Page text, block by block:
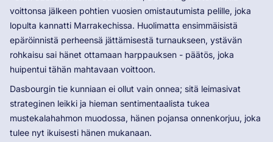
voittonsa jälkeen pohtien vuosien omistautumista pelille, joka
lopulta kannatti Marrakechissa. Huolimatta ensimmäisistä
epäröinnistä perheensä jättämisestä turnaukseen, ystävän
rohkaisu sai hänet ottamaan harppauksen - päätös, joka
huipentui tähän mahtavaan voittoon.
Dasbourgin tie kunniaan ei ollut vain onnea; sitä leimasivat
strateginen leikki ja hieman sentimentaalista tukea
mustekalahahmon muodossa, hänen pojansa onnenkorjuu, joka
tulee nyt ikuisesti hänen mukanaan.